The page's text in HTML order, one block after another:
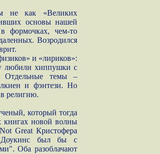
не как «Великих
основы нашей
формочках, чем-то
Возродился
и «лириков»:
любили хиппушки с
Отдельные темы –
и фэнтези. Но
религию.
который тогда
книгах новой волны
Great Кристофера
Доукинс был бы с
Оба разоблачают